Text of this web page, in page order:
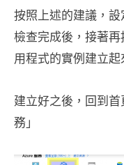
按照上述的建議，設
檢查完成後，接著
用程式的實例建立起
建立好之後，回到
務」